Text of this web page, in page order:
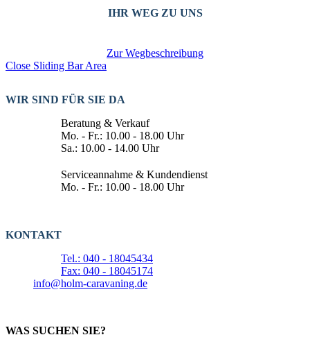
IHR WEG ZU UNS
Zur Wegbeschreibung
Close Sliding Bar Area
WIR SIND FÜR SIE DA
Beratung & Verkauf
Mo. - Fr.: 10.00 - 18.00 Uhr
Sa.: 10.00 - 14.00 Uhr
Serviceannahme & Kundendienst
Mo. - Fr.: 10.00 - 18.00 Uhr
KONTAKT
Tel.: 040 - 18045434
Fax: 040 - 18045174
info@holm-caravaning.de
WAS SUCHEN SIE?